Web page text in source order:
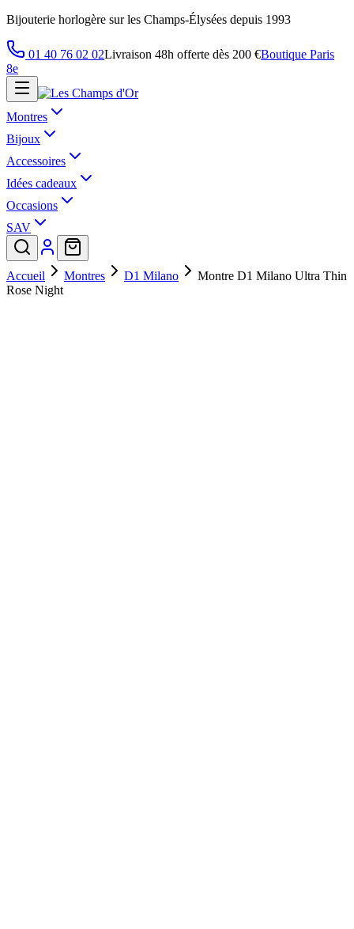
Bijouterie horlogère sur les Champs-Élysées depuis 1993
01 40 76 02 02Livraison 48h offerte dès 200 €Boutique Paris
8e
Montres
Bijoux
Accessoires
Idées cadeaux
Occasions
SAV
Accueil Montres D1 Milano
Montre D1 Milano Ultra Thin
Rose Night